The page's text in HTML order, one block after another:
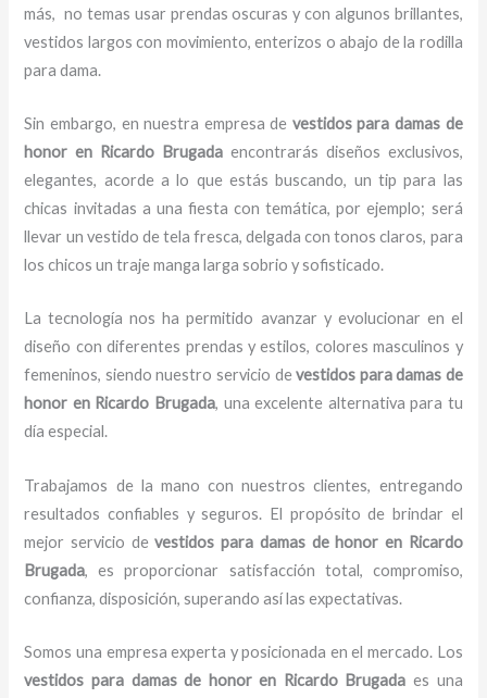
más, no temas usar prendas oscuras y con algunos brillantes,
vestidos largos con movimiento, enterizos o abajo de la rodilla
para dama.
Sin embargo, en nuestra empresa de vestidos para damas de
honor en Ricardo Brugada encontrarás diseños exclusivos,
elegantes, acorde a lo que estás buscando, un tip para las
chicas invitadas a una fiesta con temática, por ejemplo; será
llevar un vestido de tela fresca, delgada con tonos claros, para
los chicos un traje manga larga sobrio y sofisticado.
La tecnología nos ha permitido avanzar y evolucionar en el
diseño con diferentes prendas y estilos, colores masculinos y
femeninos, siendo nuestro servicio devestidos para damas de
honor en Ricardo Brugada, una excelente alternativa para tu
día especial.
Trabajamos de la mano con nuestros clientes, entregando
resultados confiables y seguros. El propósito de brindar el
mejor servicio devestidos para damas de honor en Ricardo
Brugada, es proporcionar satisfacción total, compromiso,
confianza, disposición, superando así las expectativas.
Somos una empresa experta y posicionada en el mercado. Los
vestidos para damas de honoren Ricardo Brugada es una